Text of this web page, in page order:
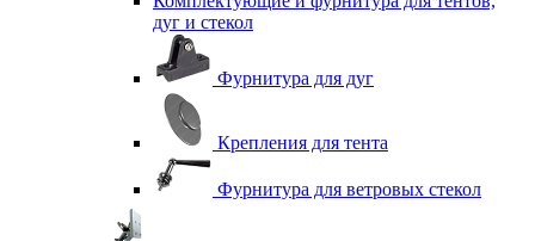
дуг и стекол
Фурнитура для дуг
Крепления для тента
Фурнитура для ветровых стекол